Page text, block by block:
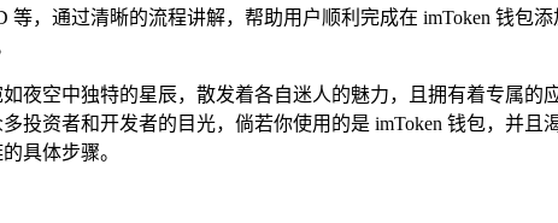
等，通过清晰的流程讲解，帮助用户顺利完成在 imToken 钱包
夜空中独特的星辰，散发着各自迷人的魅力，且拥有着专属的
投资者和开发者的目光，倘若你使用的是 imToken 钱包，并
具体步骤。